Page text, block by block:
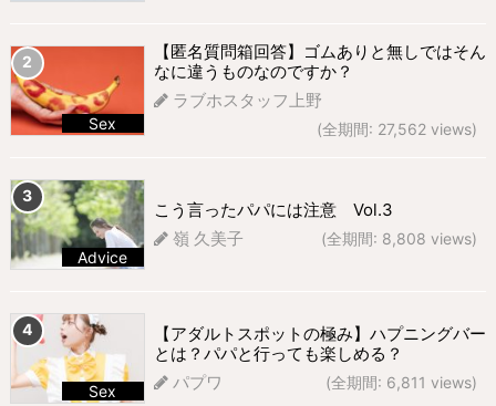
Sex
【匿名質問箱回答】ゴムありと無しではそん
なに違うものなのですか？
ラブホスタッフ上野
(全期間: 27,562 views)
Advice
こう言ったパパには注意 Vol.3
嶺 久美子
(全期間: 8,808 views)
Sex
【アダルトスポットの極み】ハプニングバー
とは？パパと行っても楽しめる？
パプワ
(全期間: 6,811 views)